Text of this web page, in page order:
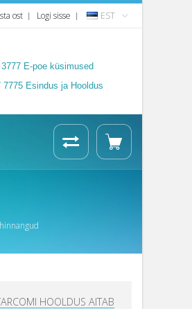
ost Logi sisse EST
E-poe küsimused
Esindus ja Hooldus
HOOLDUS AITAB